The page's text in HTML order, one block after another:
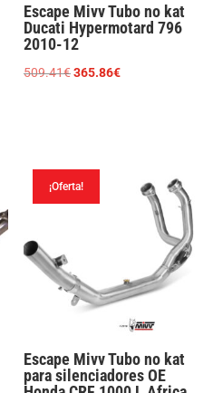
Escape Mivv Tubo no kat
Ducati Hypermotard 796
2010-12
509.41€El
365.86€El
¡Oferta!
Escape Mivv Tubo no kat
para silenciadores OE